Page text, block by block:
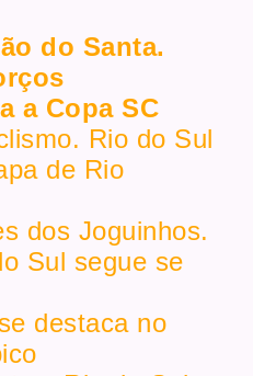
do Santa.
a Copa SC
Rio do Sul
de Rio
dos Joguinhos.
Sul segue se
destaca no